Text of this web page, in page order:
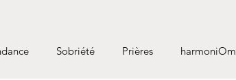
Sobriété Prières harmoniOm